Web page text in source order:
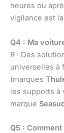
heures ou
vigilance est
Q4 : Ma
R : Des
universelles à
(marques
les supports à
marque
Q5 :